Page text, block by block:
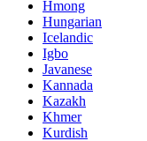
Hmong
Hungarian
Icelandic
Igbo
Javanese
Kannada
Kazakh
Khmer
Kurdish